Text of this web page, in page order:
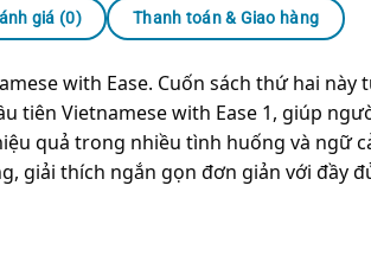
giá (0) Thanh toán & Giao hàng
with Ease. Cuốn sách thứ hai
tiên Vietnamese with Ease 1, giúp
quả trong nhiều tình huống và ngữ
giải thích ngắn gọn đơn giản với đầy